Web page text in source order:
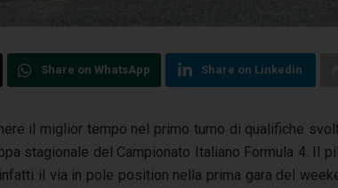
Share on WhatsApp Share on Linkedin
il miglior tempo nel primo turno di qualifiche
stagionale del Campionato Italiano Formula 4. Il
il via in pole position nella prima gara del